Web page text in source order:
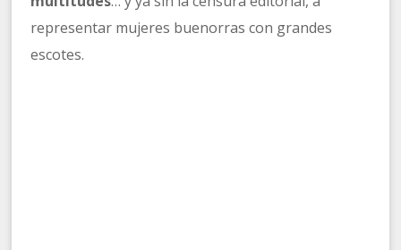
representar mujeres buenorras con grandes
escotes.